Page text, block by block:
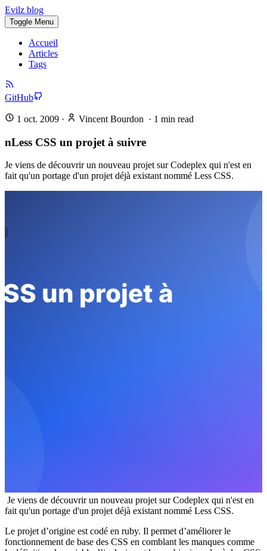
Evilz blog
Toggle Menu
Accueil
Articles
Tags
GitHub
1 oct. 2009 · Vincent Bourdon · 1 min read
nLess CSS un projet à suivre
Je viens de découvrir un nouveau projet sur Codeplex qui n'est en
fait qu'un portage d'un projet déjà existant nommé Less CSS.
Je viens de découvrir un nouveau projet sur Codeplex qui n'est en
fait qu'un portage d'un projet déjà existant nommé Less CSS.
Le projet d’origine est codé en ruby. Il permet d’améliorer le
fonctionnement de base des CSS en comblant les manques comme